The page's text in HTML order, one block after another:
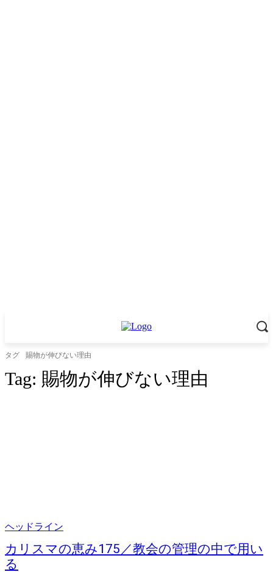
タグ 賜物が伸びない理由
Tag: 賜物が伸びない理由
ヘッドライン
カリスマの恵み175／教会の管理の中で用い
る